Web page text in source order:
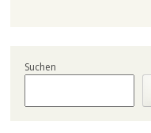
Suchen